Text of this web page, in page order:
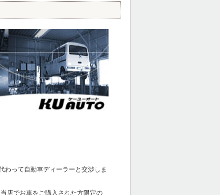
わって自動車ディーラーと交渉しま
店でお車をご購入された方限定の